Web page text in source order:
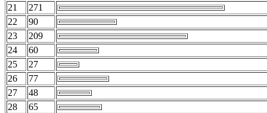
21
271
22
90
23
209
24
60
25
27
26
77
27
48
28
65